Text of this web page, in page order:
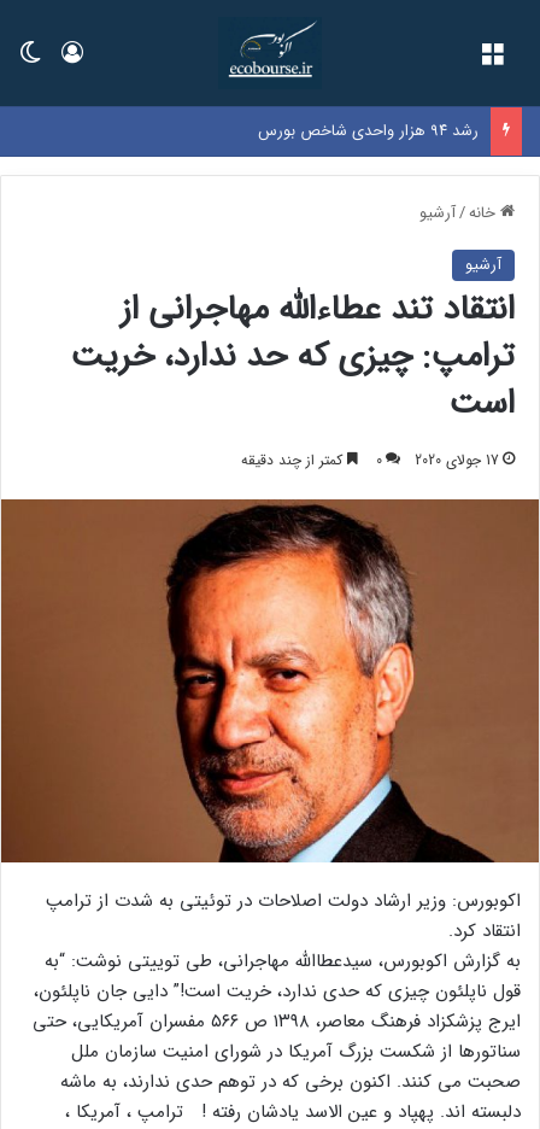
ورود
رشد ۹۴ هزار واحدی شاخص بورس
خانه/آرشیو
آرشیو
انتقاد تند عطاءالله مهاجرانی از
ترامپ: چیزی که حد ندارد، خریت
است
17 جولای 2020 0 کمتر از چند دقیقه
اکوبورس: وزیر ارشاد دولت اصلاحات در توئیتی به شدت از ترامپ
انتقاد کرد.
به گزارش اکوبورس، سیدعطاالله مهاجرانی، طی توییتی نوشت: “به
قول ناپلئون چیزی که حدی ندارد، خریت است!” دایی جان ناپلئون،
ایرج پزشکزاد فرهنگ معاصر، ١٣٩٨ ص ٥٦٦ مفسران آمریکایی، حتی
سناتورها از شکست بزرگ آمریکا در شورای امنیت سازمان ملل
صحبت می کنند. اکنون برخی که در توهم حدی ندارند، به ماشه
دلبسته اند. پهپاد و عین الاسد یادشان رفته ! ترامپ ، آمریکا ،